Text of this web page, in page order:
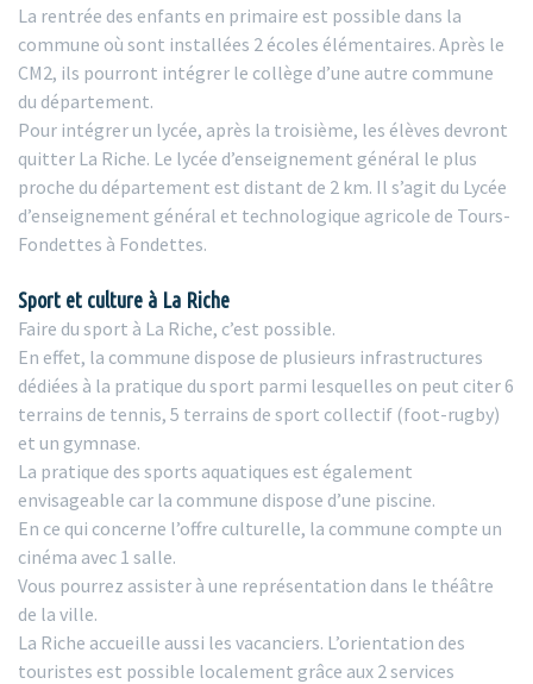
La rentrée des enfants en primaire est possible dans la
commune où sont installées 2 écoles élémentaires. Après le
CM2, ils pourront intégrer le collège d’une autre commune
du département.
Pour intégrer un lycée, après la troisième, les élèves devront
quitter La Riche. Le lycée d’enseignement général le plus
proche du département est distant de 2 km. Il s’agit du Lycée
d’enseignement général et technologique agricole de Tours-
Fondettes à Fondettes.
Sport et culture à La Riche
Faire du sport à La Riche, c’est possible.
En effet, la commune dispose de plusieurs infrastructures
dédiées à la pratique du sport parmi lesquelles on peut citer 6
terrains de tennis, 5 terrains de sport collectif (foot-rugby)
et un gymnase.
La pratique des sports aquatiques est également
envisageable car la commune dispose d’une piscine.
En ce qui concerne l’offre culturelle, la commune compte un
cinéma avec 1 salle.
Vous pourrez assister à une représentation dans le théâtre
de la ville.
La Riche accueille aussi les vacanciers. L’orientation des
touristes est possible localement grâce aux 2 services